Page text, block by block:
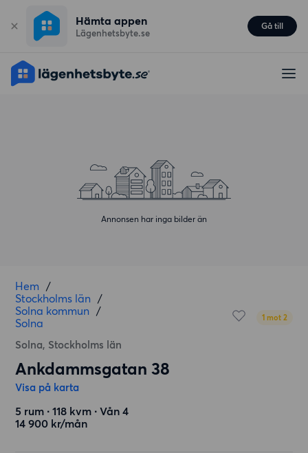
Hämta appen
Lägenhetsbyte.se
Gå till
Annonsen har inga bilder än
Hem /
Stockholms län /
Solna kommun /
Solna
Solna, Stockholms län
1 mot 2
Ankdammsgatan 38
Visa på karta
5 rum ∙ 118 kvm ∙ Vån 4
14 900 kr/mån